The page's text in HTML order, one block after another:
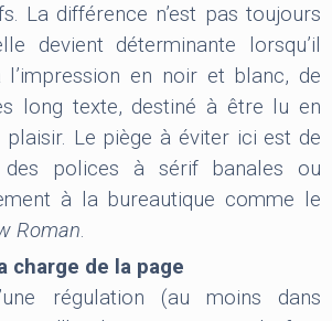
La différence n’est pas toujours
devient déterminante lorsqu’il
l’impression en noir et blanc, de
long texte, destiné à être lu en
Le piège à éviter ici est de
polices à sérif banales ou
à la bureautique comme le
Roman.
charge de la page
régulation (au moins dans